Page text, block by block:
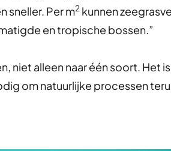
sneller. Per m2 kunnen
en tropische bossen.”
niet alleen naar één soort. Het
om natuurlijke processen